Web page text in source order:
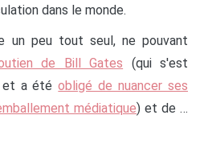
dans le monde.
un peu tout seul, ne pouvant
de Bill Gates (qui s'est
a étéobligé de nuancer ses
médiatique) et de …